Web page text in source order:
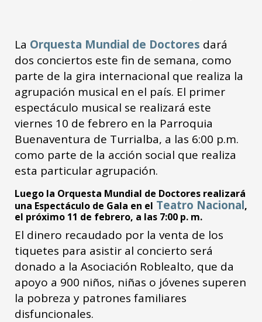
La Orquesta Mundial de Doctores dará
dos conciertos este fin de semana, como
parte de la gira internacional que realiza la
agrupación musical en el país. El primer
espectáculo musical se realizará este
viernes 10 de febrero en la Parroquia
Buenaventura de Turrialba, a las 6:00 p.m.
como parte de la acción social que realiza
esta particular agrupación.
Luego la Orquesta Mundial de Doctores realizará
una Espectáculo de Gala en el Teatro Nacional,
el próximo 11 de febrero, a las 7:00 p. m.
El dinero recaudado por la venta de los
tiquetes para asistir al concierto será
donado a la Asociación Roblealto, que da
apoyo a 900 niños, niñas o jóvenes superen
la pobreza y patrones familiares
disfuncionales.